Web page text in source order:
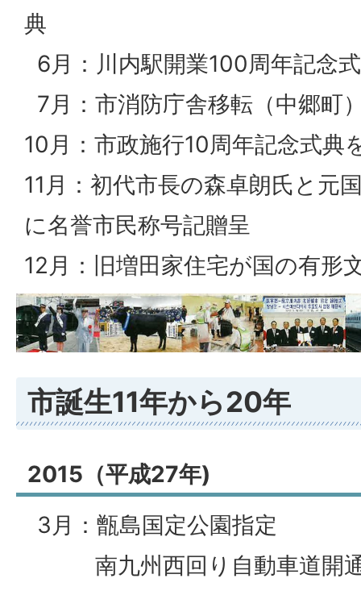
典
6月：川内駅開業100周年記念
7月：市消防庁舎移転（中郷町
10月：市政施行10周年記念式典
11月：初代市長の森卓朗氏と元
に名誉市民称号記贈呈
12月：旧増田家住宅が国の有形
市誕生11年から20年
2015（平成27年)
3月：甑島国定公園指定
南九州西回り自動車道開